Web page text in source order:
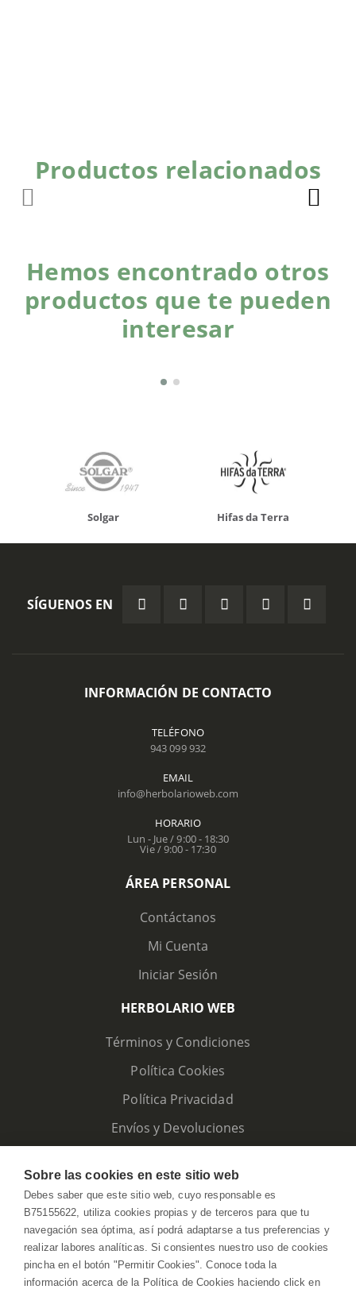
Productos relacionados
Hemos encontrado otros
productos que te pueden
interesar
Solgar Hifas da Terra
SÍGUENOS EN
INFORMACIÓN DE CONTACTO
TELÉFONO
943 099 932
EMAIL
info@herbolarioweb.com
HORARIO
Lun - Jue / 9:00 - 18:30
Vie / 9:00 - 17:30
ÁREA PERSONAL
Contáctanos
Mi Cuenta
Iniciar Sesión
HERBOLARIO WEB
Términos y Condiciones
Política Cookies
Política Privacidad
Envíos y Devoluciones
Sobre las cookies en este sitio web
Debes saber que este sitio web, cuyo responsable es
B75155622, utiliza cookies propias y de terceros para que tu
navegación sea óptima, así podrá adaptarse a tus preferencias y
realizar labores analíticas. Si consientes nuestro uso de cookies
pincha en el botón "Permitir Cookies". Conoce toda la
información acerca de la Política de Cookies haciendo click en